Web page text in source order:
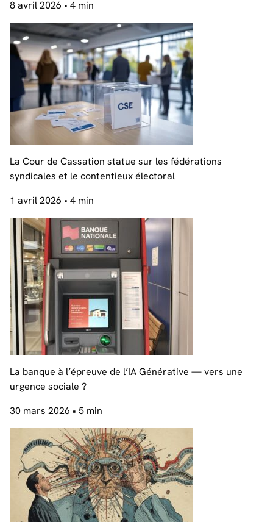
8 avril 2026 • 4 min
La Cour de Cassation statue sur les fédérations
syndicales et le contentieux électoral
1 avril 2026 • 4 min
La banque à l’épreuve de l’IA Générative — vers une
urgence sociale ?
30 mars 2026 • 5 min